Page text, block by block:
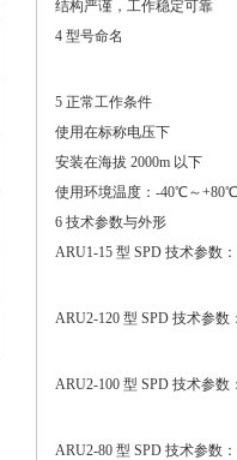
结构严谨，工作稳定可靠
4 型号命名
5 正常工作条件
使用在标称电压下
安装在海拔 2000m 以下
使用环境温度：-40℃～+80℃
6 技术参数与外形
ARU1-15 型 SPD 技术参数：
ARU2-120 型 SPD 技术参数
ARU2-100 型 SPD 技术参数
ARU2-80 型 SPD 技术参数：